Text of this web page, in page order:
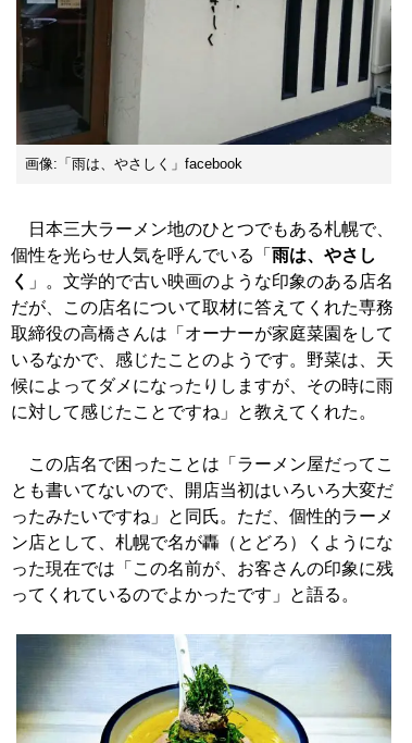
画像:「雨は、やさしく」facebook
日本三大ラーメン地のひとつでもある札幌で、
個性を光らせ人気を呼んでいる「 雨は、やさし
く 」。文学的で古い映画のような印象のある店名
だが、この店名について取材に答えてくれた専務
取締役の高橋さんは「オーナーが家庭菜園をして
いるなかで、感じたことのようです。野菜は、天
候によってダメになったりしますが、その時に雨
に対して感じたことですね」と教えてくれた。
この店名で困ったことは「ラーメン屋だってこ
とも書いてないので、開店当初はいろいろ大変だ
ったみたいですね」と同氏。ただ、個性的ラーメ
ン店として、札幌で名が轟（とどろ）くようにな
った現在では「この名前が、お客さんの印象に残
ってくれているのでよかったです」と語る。